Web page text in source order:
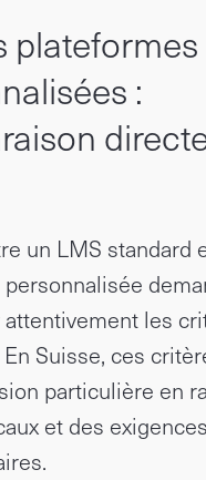
plateformes
:
un LMS standard
les
Suisse, ces
particulière en
et des exigences